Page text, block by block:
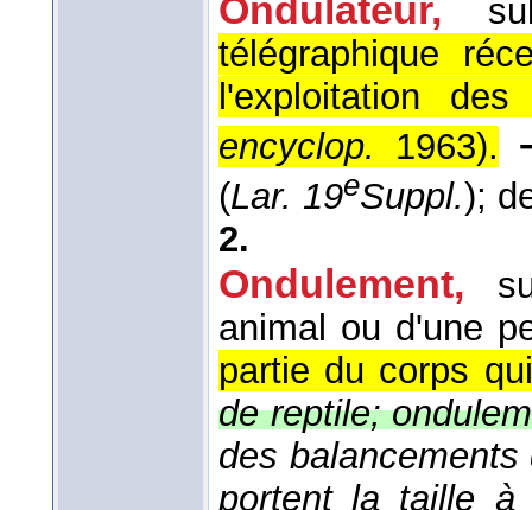
Ondulateur,
télégraphique
l'exploitation
encyclop.
1963).
(Lar. 19eSuppl.);
2.
Ondulement,
animal ou d'une
partie du corps
de reptile;
des
portent la taille à